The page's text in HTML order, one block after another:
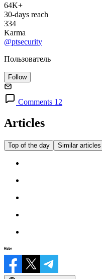
64K+
30-days reach
334
Karma
@ptsecurity
Пользователь
Follow
Comments 12
Articles
Top of the day Similar articles